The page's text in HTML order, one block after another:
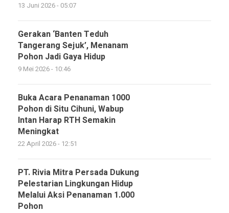
13 Juni 2026 - 05:07
Gerakan ‘Banten Teduh
Tangerang Sejuk’, Menanam
Pohon Jadi Gaya Hidup
9 Mei 2026 - 10:46
Buka Acara Penanaman 1000
Pohon di Situ Cihuni, Wabup
Intan Harap RTH Semakin
Meningkat
22 April 2026 - 12:51
PT. Rivia Mitra Persada Dukung
Pelestarian Lingkungan Hidup
Melalui Aksi Penanaman 1.000
Pohon